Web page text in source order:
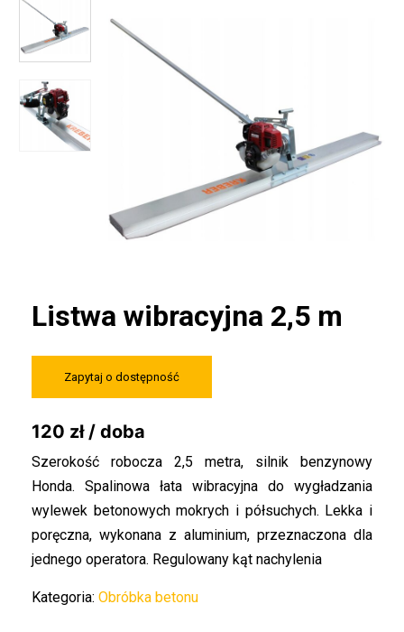
Listwa wibracyjna 2,5 m
Zapytaj o dostępność
120 zł / doba
Szerokość robocza 2,5 metra, silnik benzynowy
Honda. Spalinowa łata wibracyjna do wygładzania
wylewek betonowych mokrych i półsuchych. Lekka i
poręczna, wykonana z aluminium, przeznaczona dla
jednego operatora. Regulowany kąt nachylenia
Kategoria: Obróbka betonu